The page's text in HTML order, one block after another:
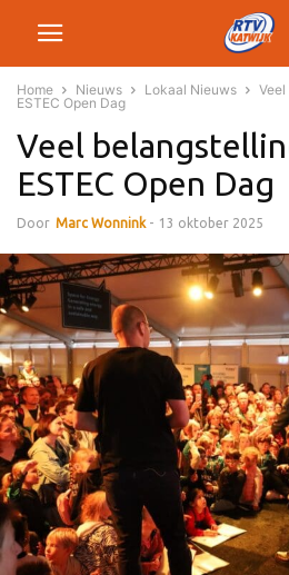
Home Nieuws Lokaal Nieuws
ESTEC Open Dag
Veel
ESTEC Open Dag
Door Marc Wonnink - 13 oktober 2025